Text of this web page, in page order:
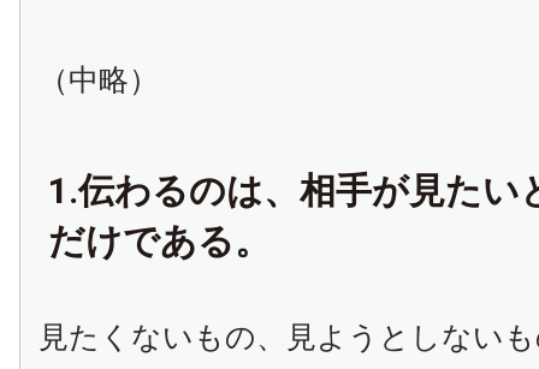
（中略）
1.伝わるのは、相手が見たい
だけである。
見たくないもの、見ようとしない